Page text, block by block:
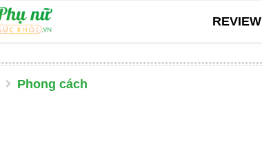
REVIEW
Phong cách